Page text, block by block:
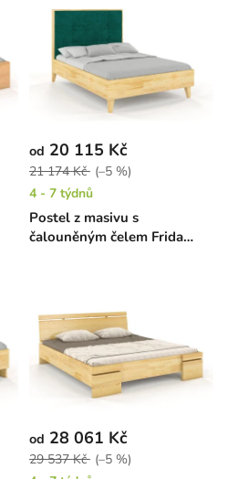
Postel z masivu s
čalouněným čelem Frida
od 20 115 Kč
21 174 Kč (–5 %)
4 - 7 týdnů
od 28 061 Kč
29 537 Kč (–5 %)